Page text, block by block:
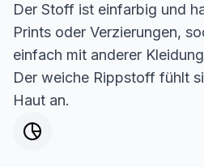
Der Stoff ist einfarbig und
Prints oder Verzierungen,
einfach mit anderer
Der weiche Rippstoff fühlt
Haut an.